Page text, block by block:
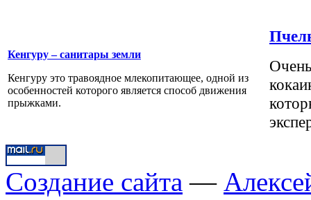
Кенгуру – санитары земли
Кенгуру это травоядное млекопитающее, одной из
особенностей которого является способ движения
прыжками.
Создание сайта —